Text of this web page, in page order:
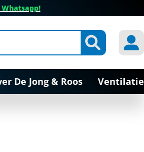
De Jong & Roos Ventilatie